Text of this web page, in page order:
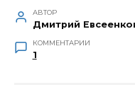
АВТОР
Дмитрий
КОММЕНТАРИИ
1